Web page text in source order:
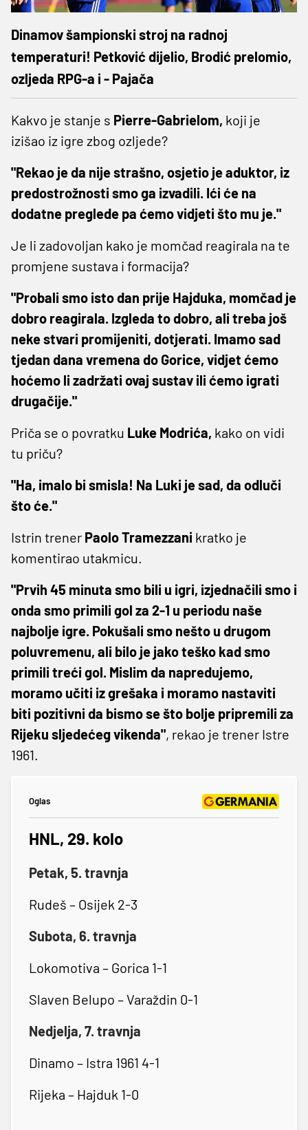
Dinamov šampionski stroj na radnoj
temperaturi! Petković dijelio, Brodić prelomio,
ozljeda RPG-a i - Pajača
Kakvo je stanje s Pierre-Gabrielom, koji je
izišao iz igre zbog ozljede?
"Rekao je da nije strašno, osjetio je aduktor, iz
predostrožnosti smo ga izvadili. Ići će na
dodatne preglede pa ćemo vidjeti što mu je."
Je li zadovoljan kako je momčad reagirala na te
promjene sustava i formacija?
"Probali smo isto dan prije Hajduka, momčad je
dobro reagirala. Izgleda to dobro, ali treba još
neke stvari promijeniti, dotjerati. Imamo sad
tjedan dana vremena do Gorice, vidjet ćemo
hoćemo li zadržati ovaj sustav ili ćemo igrati
drugačije."
Priča se o povratku Luke Modrića, kako on vidi
tu priču?
"Ha, imalo bi smisla! Na Luki je sad, da odluči
što će."
Istrin trener Paolo Tramezzani kratko je
komentirao utakmicu.
"Prvih 45 minuta smo bili u igri, izjednačili smo i
onda smo primili gol za 2-1 u periodu naše
najbolje igre. Pokušali smo nešto u drugom
poluvremenu, ali bilo je jako teško kad smo
primili treći gol. Mislim da napredujemo,
moramo učiti iz grešaka i moramo nastaviti
biti pozitivni da bismo se što bolje pripremili za
Rijeku sljedećeg vikenda", rekao je trener Istre
1961.
Oglas
HNL, 29. kolo
Petak, 5. travnja
Rudeš – Osijek 2-3
Subota, 6. travnja
Lokomotiva – Gorica 1-1
Slaven Belupo – Varaždin 0-1
Nedjelja, 7. travnja
Dinamo – Istra 1961 4-1
Rijeka – Hajduk 1-0